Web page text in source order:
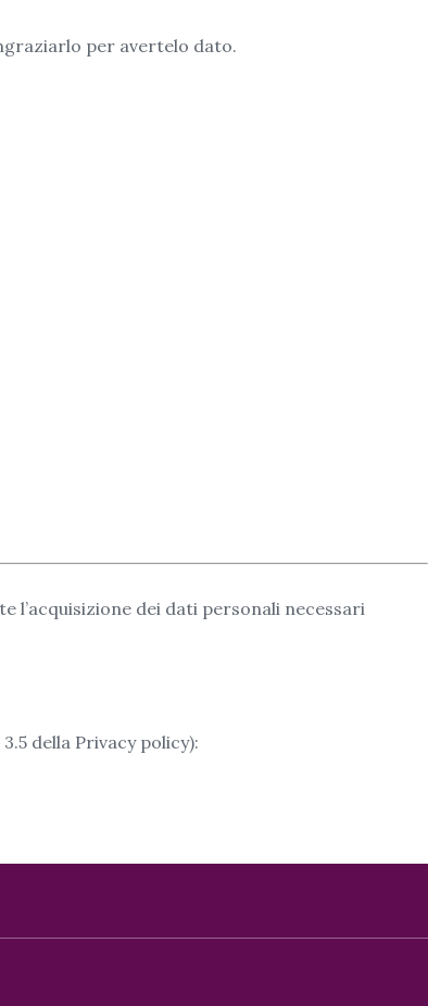
per avertelo dato.
dei dati personali necessari
della Privacy policy):